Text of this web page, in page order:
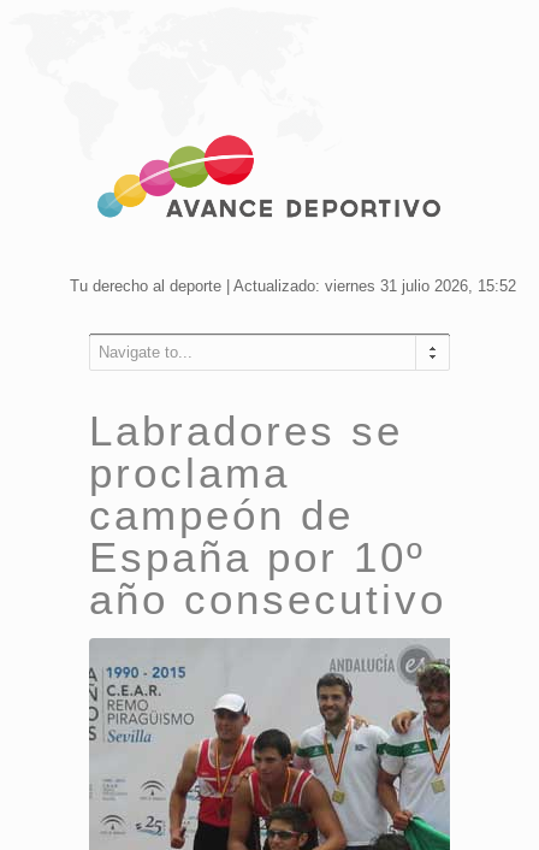
Tu derecho al deporte | Actualizado: viernes 31 julio 2026, 15:52
Navigate to...
Labradores se
proclama
campeón de
España por 10º
año consecutivo